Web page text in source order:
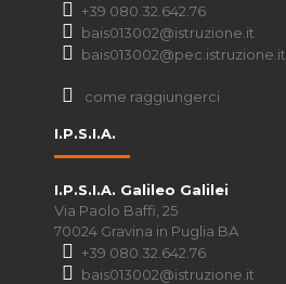
+39 080.32.642.76
bais013002@istruzione.it
bais013002@pec.istruzione.it
come raggiungerci
I.P.S.I.A.
I.P.S.I.A. Galileo Galilei
Via Paolo Baffi, 25
70024 Gravina in Puglia BA
+39 080.32.642.76
bais013002@istruzione.it